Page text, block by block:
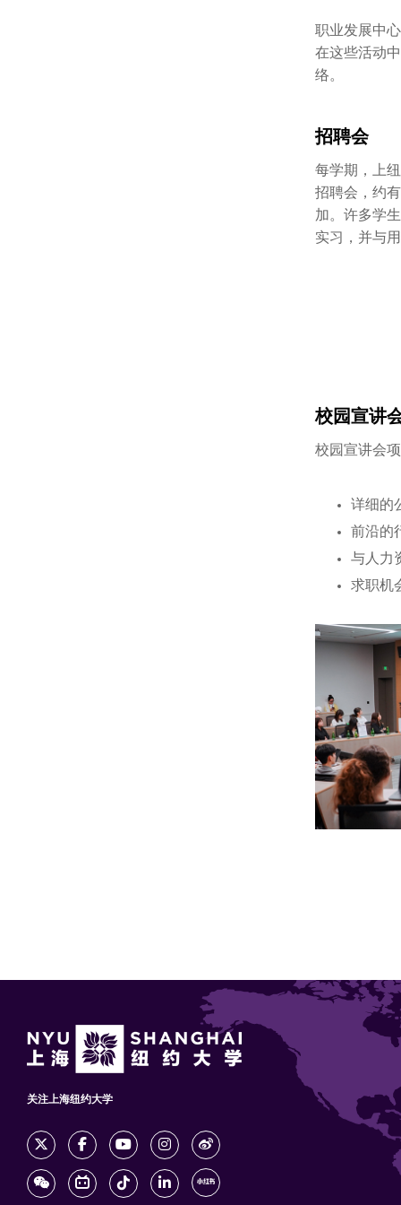
职业发展中
在这些活动
络。
招聘会
每学期，上
招聘会，约
加。许多学
实习，并与
校园宣讲
校园宣讲会
详细的
前沿的
与人力
求职机
关注上海纽约大学